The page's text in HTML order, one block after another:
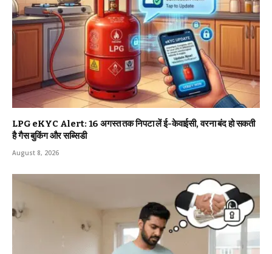
LPG eKYC Alert: 16 अगस्त तक निपटा लें ई-केवाईसी, वरना बंद हो सकती
है गैस बुकिंग और सब्सिडी
August 8, 2026